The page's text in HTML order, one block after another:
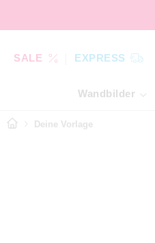
SALE EXPRESS
Wandbilder
Deine Vorlage